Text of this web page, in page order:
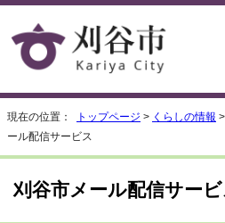
現在の位置： トップページ > くらしの情報 >
ール配信サービス
刈谷市メール配信サー